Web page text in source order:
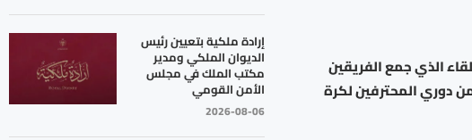
الذي جمع الفريقين
دوري المحترفين لكرة
إرادة ملكية بتعيين رئيس
الديوان الملكي ومدير
مكتب الملك في مجلس
الأمن القومي
2026-08-06